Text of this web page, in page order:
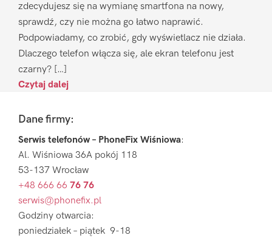
zdecydujesz się na wymianę smartfona na nowy,
sprawdź, czy nie można go łatwo naprawić.
Podpowiadamy, co zrobić, gdy wyświetlacz nie działa.
Dlaczego telefon włącza się, ale ekran telefonu jest
czarny? […]
Czytaj dalej
FooterDane firmy:
Serwis telefonów – PhoneFix Wiśniowa:
Al. Wiśniowa 36A pokój 118
53-137 Wrocław
+48 666 66 76 76
serwis@phonefix.pl
Godziny otwarcia:
poniedziałek – piątek 9-18